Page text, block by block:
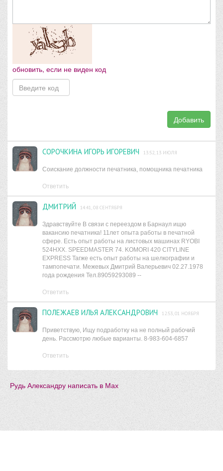
обновить, если не виден код
Добавить
СОРОЧКИНА ИГОРЬ ИГОРЕВИЧ 13:52, 13 ИЮЛЯ
Соискание должности печатника, помощника печатника
Ответить
ДМИТРИЙ 14:41, 08 СЕНТЯБРЯ
Здравствуйте В связи с переездом в Барнаул ищю
вакансию печатника! 11лет опыта работы в печатной
сфере. Есть опыт работы на листовых машинах RYOBI
524HXX. SPEEDMASTER 74. KOMORI 420 CITYLINE
EXPRESS Тагже есть опыт работы на шелкографии и
тампопечати. Межевых Дмитрий Валерьевич 02.27.1978
года рождения Тел.89059293089 --
Ответить
ПОЛЕЖАЕВ ИЛЬЯ АЛЕКСАНДРОВИЧ 12:53, 01 НОЯБРЯ
Приветствую, Ищу подработку на не полный рабочий
день. Рассмотрю любые варианты. 8-983-604-6857
Ответить
Рудь Александру написать в Мах